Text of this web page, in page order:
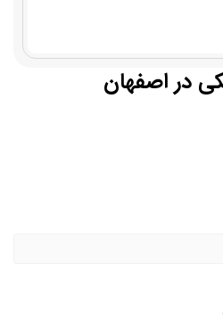
در اصفهان